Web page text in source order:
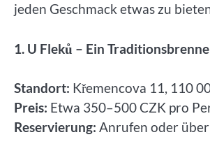
jeden Geschmack etwas zu
1. U Fleků – Ein
Standort: Křemencova 11, 110
Preis: Etwa 350–500 CZK pro
Reservierung: Anrufen oder